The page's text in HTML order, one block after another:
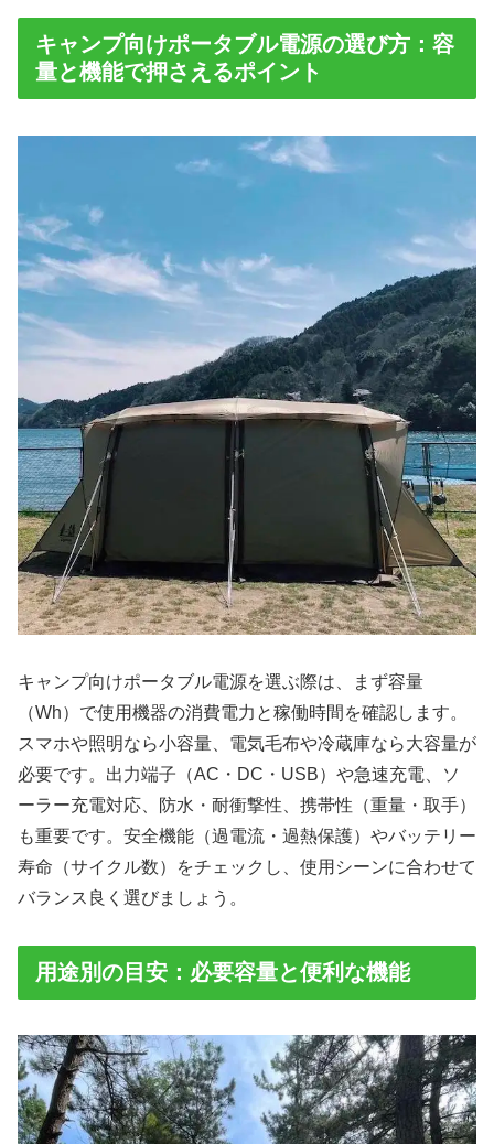
キャンプ向けポータブル電源の選び方：容
量と機能で押さえるポイント
キャンプ向けポータブル電源を選ぶ際は、まず容量
（Wh）で使用機器の消費電力と稼働時間を確認します。
スマホや照明なら小容量、電気毛布や冷蔵庫なら大容量が
必要です。出力端子（AC・DC・USB）や急速充電、ソ
ーラー充電対応、防水・耐衝撃性、携帯性（重量・取手）
も重要です。安全機能（過電流・過熱保護）やバッテリー
寿命（サイクル数）をチェックし、使用シーンに合わせて
バランス良く選びましょう。
用途別の目安：必要容量と便利な機能